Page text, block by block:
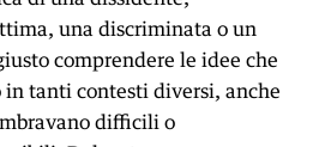
una discriminata o un
comprendere le idee che
in tanti contesti diversi, anche
difficili o